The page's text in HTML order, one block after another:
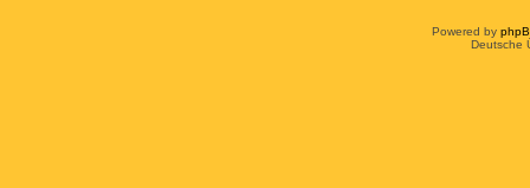
Powered by
Deutsche